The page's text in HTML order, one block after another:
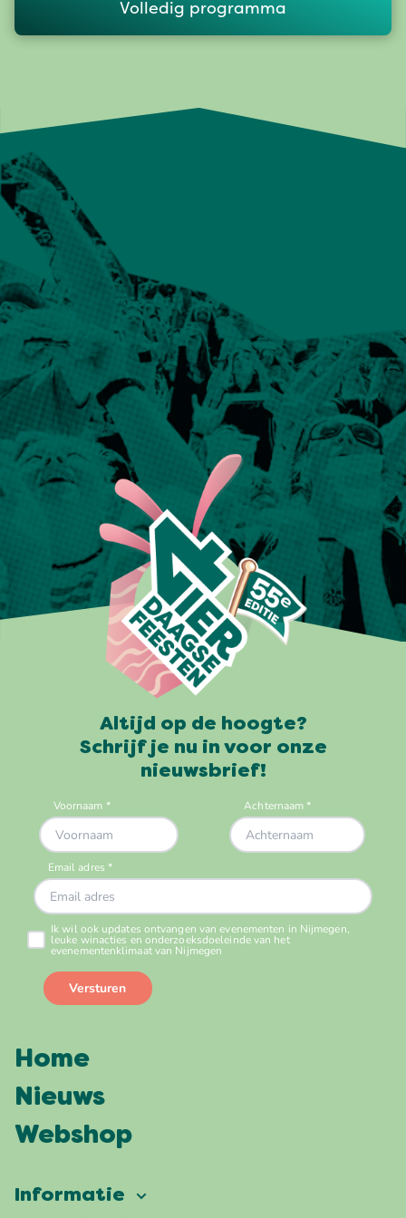
Volledig programma
Altijd op de hoogte?
Schrijf je nu in voor onze
nieuwsbrief!
Home
Nieuws
Webshop
Informatie